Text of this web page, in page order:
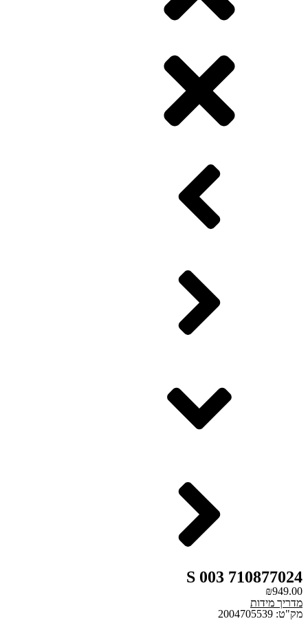
710877024 003 S
₪949.00
מדריך מידות
מק"ט: 2004705539